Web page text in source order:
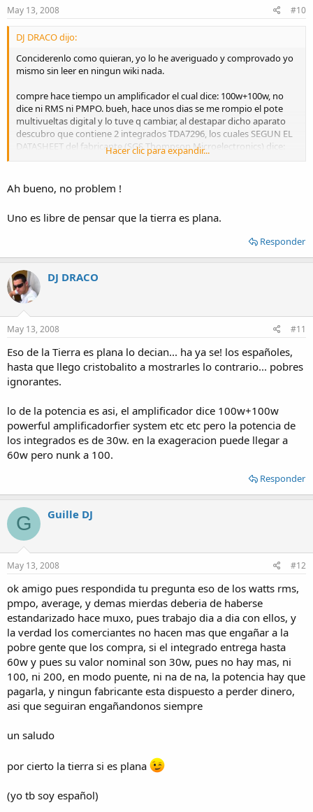
May 13, 2008 #10
DJ DRACO dijo:
Conciderenlo como quieran, yo lo he averiguado y comprovado yo
mismo sin leer en ningun wiki nada.
compre hace tiempo un amplificador el cual dice: 100w+100w, no
dice ni RMS ni PMPO. bueh, hace unos dias se me rompio el pote
multivueltas digital y lo tuve q cambiar, al destapar dicho aparato
descubro que contiene 2 integrados TDA7296, los cuales SEGUN EL
DATASHEET del fabricante (SGS Thompson Microelectronics) dice:
potencia maxima 30watts en RMS potencia continua, y la maxima
semiconductores a mayor temperatura mayor disipasion y a la vez
mas se calientan y asi hasta q se queman.
ninguna de las 2 potencias del datasheet es compatible con la
saludos.
Hacer clic para expandir...
Ah bueno, no problem !
Uno es libre de pensar que la tierra es plana.
Responder
DJ DRACO
May 13, 2008 #11
Eso de la Tierra es plana lo decian... ha ya se! los españoles,
hasta que llego cristobalito a mostrarles lo contrario... pobres
ignorantes.
lo de la potencia es asi, el amplificador dice 100w+100w
powerful amplificadorfier system etc etc pero la potencia de
los integrados es de 30w. en la exageracion puede llegar a
60w pero nunk a 100.
Responder
G Guille DJ
May 13, 2008 #12
ok amigo pues respondida tu pregunta eso de los watts rms,
pmpo, average, y demas mierdas deberia de haberse
estandarizado hace muxo, pues trabajo dia a dia con ellos, y
la verdad los comerciantes no hacen mas que engañar a la
pobre gente que los compra, si el integrado entrega hasta
60w y pues su valor nominal son 30w, pues no hay mas, ni
100, ni 200, en modo puente, ni na de na, la potencia hay que
pagarla, y ningun fabricante esta dispuesto a perder dinero,
asi que seguiran engañandonos siempre
un saludo
por cierto la tierra si es plana
(yo tb soy español)